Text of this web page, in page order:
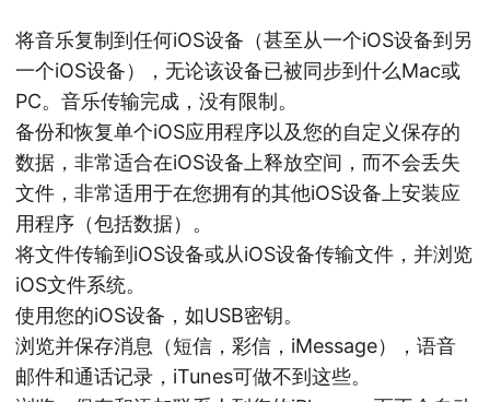
将音乐复制到任何iOS设备（甚至从一个iOS设备到另
一个iOS设备），无论该设备已被同步到什么Mac或
PC。音乐传输完成，没有限制。
备份和恢复单个iOS应用程序以及您的自定义保存的
数据，非常适合在iOS设备上释放空间，而不会丢失
文件，非常适用于在您拥有的其他iOS设备上安装应
用程序（包括数据）。
将文件传输到iOS设备或从iOS设备传输文件，并浏览
iOS文件系统。
使用您的iOS设备，如USB密钥。
浏览并保存消息（短信，彩信，iMessage），语音
邮件和通话记录，iTunes可做不到这些。